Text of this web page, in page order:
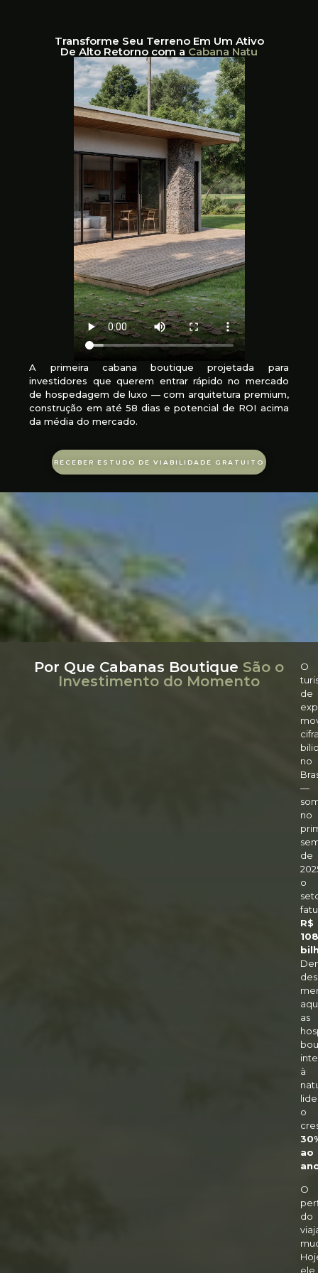
Transforme Seu Terreno Em Um Ativo
De Alto Retorno com a Cabana Natu
A primeira cabana boutique projetada para
investidores que querem entrar rápido no mercado
de hospedagem de luxo — com arquitetura premium,
construção em até 58 dias e potencial de ROI acima
da média do mercado.
RECEBER ESTUDO DE VIABILIDADE GRATUITO
Por Que Cabanas Boutique São o
Investimento do Momento
O
de
no
—
no
de
o
R$
108
as
à
o
ao
O
do
ele